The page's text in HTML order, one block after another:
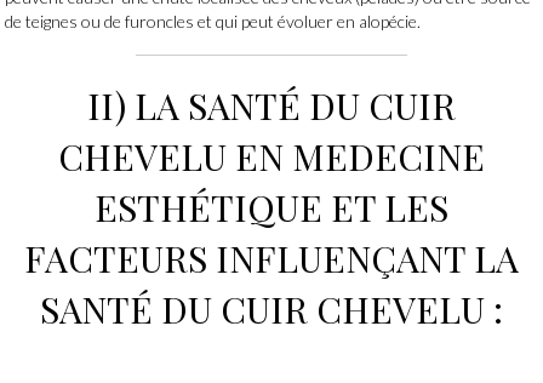
de teignes ou de furoncles et qui peut évoluer en alopécie.
II) LA SANTÉ DU CUIR
CHEVELU EN MEDECINE
ESTHÉTIQUE ET LES
FACTEURS INFLUENÇANT LA
SANTÉ DU CUIR CHEVELU :